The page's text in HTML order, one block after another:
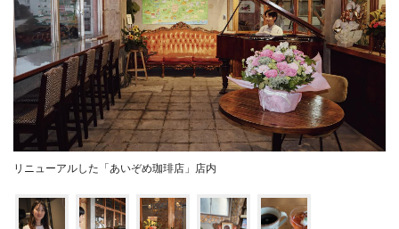
リニューアルした「あいぞめ珈琲店」店内